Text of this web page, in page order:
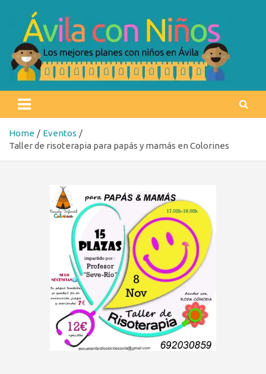
content
Ávila con niños
Home
Eventos
Taller de risoterapia para papás y mamás en Colorines